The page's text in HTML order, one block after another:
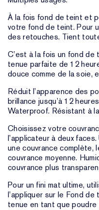
À la fois fond de teint et
votre fond de teint. Pour
des retouches. Tient
C’est à la fois un fond
tenue parfaite de 12
douce comme de la soie,
Réduit l’apparence des
brillance jusqu’à 12
Waterproof. Résistant à
Choisissez votre
l’applicateur à deux
une couvrance complète,
couvrance moyenne.
couvrance plus
Pour un fini mat ultime,
l’appliquer sur le Fond
tenue en tant que poudre